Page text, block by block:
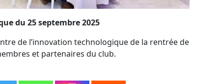
du 25 septembre 2025
de l’innovation technologique de la rentrée de
et partenaires du club.